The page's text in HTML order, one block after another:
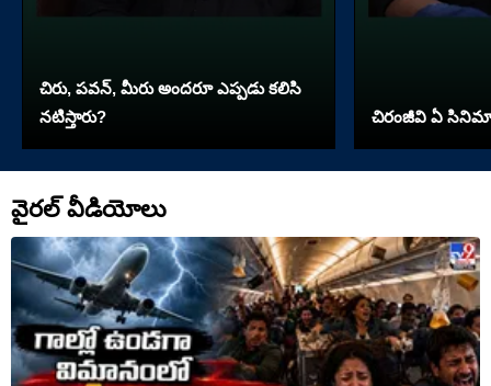
చిరు, పవన్, మీరు అందరూ ఎప్పడు కలిసి
నటిస్తారు?
చిరంజీవి ఏ సినిమా
వైరల్ వీడియోలు